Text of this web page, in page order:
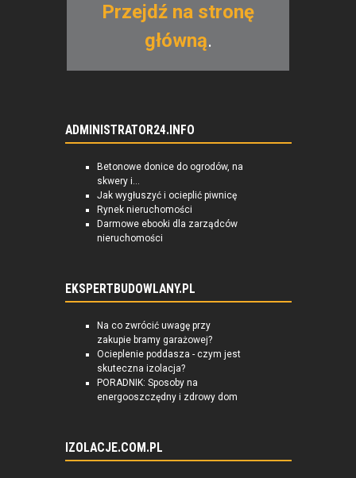
Przejdź na stronę
główną.
ADMINISTRATOR24.INFO
Betonowe donice do ogrodów, na
skwery i...
Jak wygłuszyć i ocieplić piwnicę
Rynek nieruchomości
Darmowe ebooki dla zarządców
nieruchomości
EKSPERTBUDOWLANY.PL
Na co zwrócić uwagę przy
zakupie bramy garażowej?
Ocieplenie poddasza - czym jest
skuteczna izolacja?
PORADNIK: Sposoby na
energooszczędny i zdrowy dom
IZOLACJE.COM.PL